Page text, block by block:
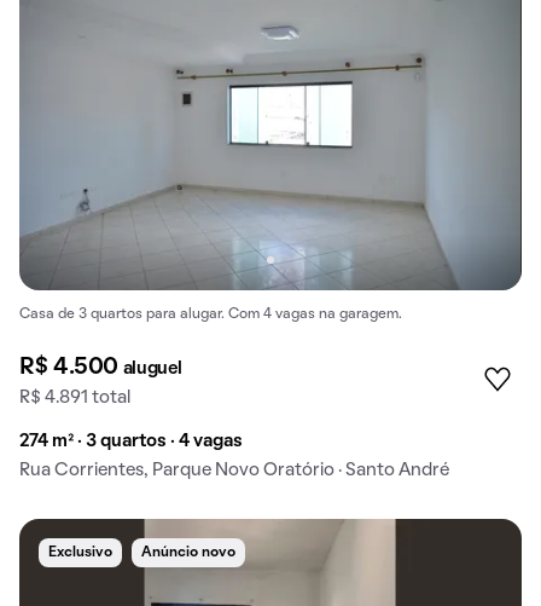
Casa de 3 quartos para alugar. Com 4 vagas na garagem.
R$ 4.500 aluguel
R$ 4.891 total
274 m² · 3 quartos · 4 vagas
Rua Corrientes, Parque Novo Oratório · Santo André
Exclusivo Anúncio novo